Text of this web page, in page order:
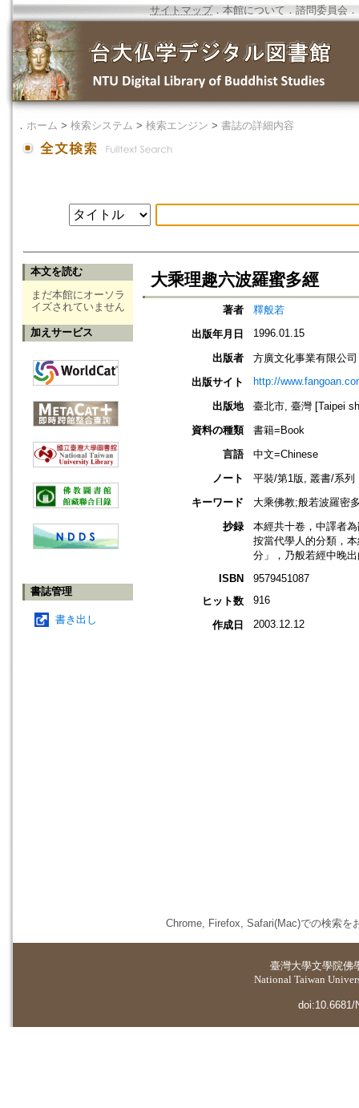
サイトマップ．本館について ． 諮問委員会 ．
． ホーム > 検索システム > 検索エンジン > 書誌の詳細内容
本文を読む
まだ本館にオーソラ
イズされていません
加えサービス
書誌管理
書き出し
大乘理趣六波羅蜜多經
著者
釋般若
出版年月日
1996.01.15
出版者
方廣文化事業有限公司
出版サイト
http://
出版地
臺北市, 臺灣 [Taipei
資料の種類
書籍=Book
言語
中文=Chinese
ノート
平裝/第1版, 叢書/系列
キーワード
大乘佛教;般若波羅密
抄録
本經共十卷，中譯者
按當代學人的分類，
分」，乃般若經中晚
ISBN
9579451087
ヒット数
916
作成日 2003.12.12
Chrome, Firefox, Safari(Mac)での検索を
臺灣大學文學院佛
National Taiwan
doi:10.6681/